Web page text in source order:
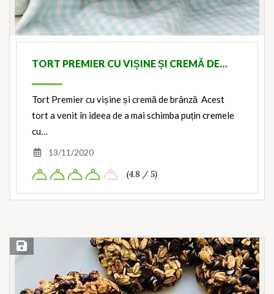
TORT PREMIER CU VIȘINE ȘI CREMĂ DE…
Tort Premier cu vișine și cremă de brânză Acest
tort a venit în ideea de a mai schimba puțin cremele
cu…
13/11/2020
(4.8 / 5)
Save Recipe